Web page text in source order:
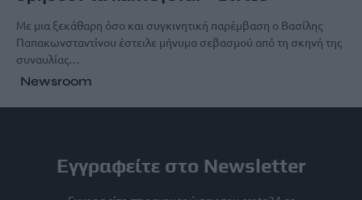
Με μια ξεκάθαρη όσο και συγκινητική παρέμβαση ο Βασίλης
Παπακωνσταντίνου έστειλε μήνυμα σεβασμού από τη σκηνή της
συναυλίας…
Newsroom
Εγγραφείτε στο Newsletter